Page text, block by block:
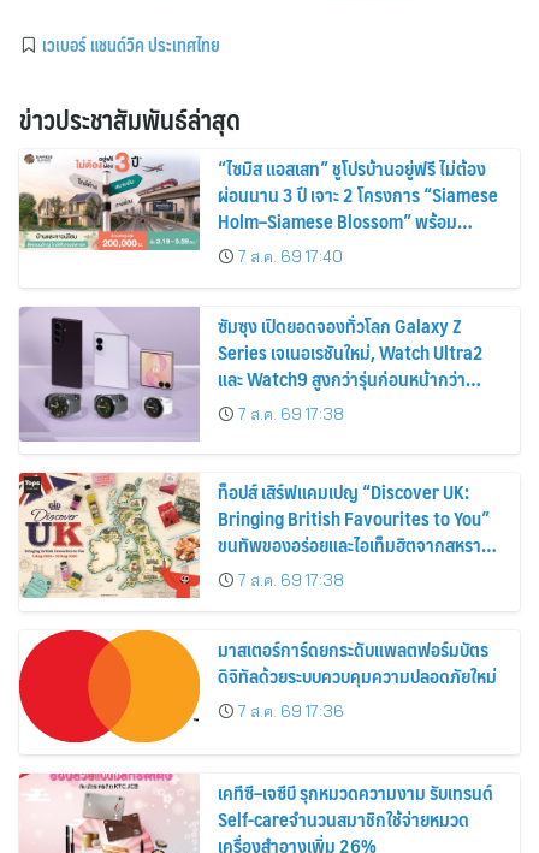
เวเบอร์ แชนด์วิค ประเทศไทย
ข่าวประชาสัมพันธ์ล่าสุด
“ไซมิส แอสเสท” ชูโปรบ้านอยู่ฟรี ไม่ต้อง
ผ่อนนาน 3 ปี เจาะ 2 โครงการ “Siamese
Holm–Siamese Blossom” พร้อม
ส่วนลดและสิทธิพิเศษถึง 31 สิงหาคม
2569
7 ส.ค. 69 17:40
ซัมซุง เปิดยอดจองทั่วโลก Galaxy Z
Series เจเนอเรชันใหม่, Watch Ultra2
และ Watch9 สูงกว่ารุ่นก่อนหน้ากว่า
30%7 ส.ค. 69 17:38
ท็อปส์ เสิร์ฟแคมเปญ “Discover UK:
Bringing British Favourites to You”
ขนทัพของอร่อยและไอเท็มฮิตจากสหราช
อาณาจักร ส่งตรงถึงมือตั้งแต่วันนี้ – 18
สิงหาคมนี้
7 ส.ค. 69 17:38
มาสเตอร์การ์ดยกระดับแพลตฟอร์มบัตร
ดิจิทัลด้วยระบบควบคุมความปลอดภัยใหม่
7 ส.ค. 69 17:36
เคทีซี–เจซีบี รุกหมวดความงาม รับเทรนด์
Self-careจำนวนสมาชิกใช้จ่ายหมวด
เครื่องสำอางเพิ่ม 26%